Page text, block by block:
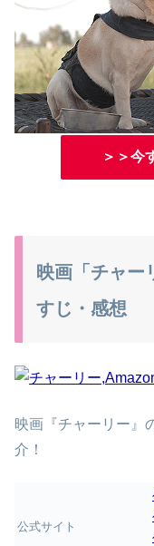
＞＞今
映画「チャー
すじ・感想
映画『チャーリー』
介！
公式サイト